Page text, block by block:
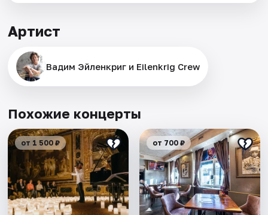
Артист
Вадим Эйленкриг и Eilenkrig Crew
Похожие концерты
от 1 500 ₽ от 700 ₽